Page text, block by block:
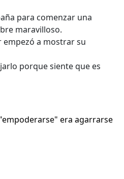
para comenzar una
maravilloso.
empezó a mostrar su
porque siente que es
era agarrarse